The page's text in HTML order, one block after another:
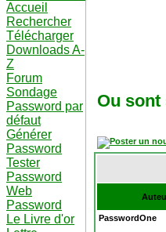
Accueil
Rechercher
Télécharger
Downloads A-
Z
Forum
Sondage
Password par
défaut
Générer
Password
Tester
Password
Web
Password
Le Livre d'or
Ou sont
PasswordOne